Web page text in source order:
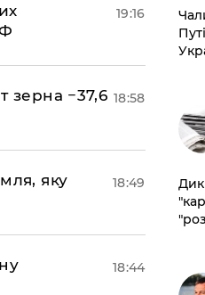
19:16
зерна −37,6 18:58
яку
18:49
18:44